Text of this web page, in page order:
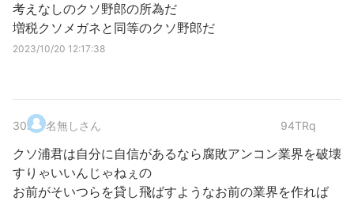
考えなしのクソ野郎の所為だ
増税クソメガネと同等のクソ野郎だ
2023/10/20 12:17:38
30. 名無しさん 94TRq
クソ浦君は自分に自信があるなら腐敗アンコン業界を破壊
すりゃいいんじゃねぇの
お前がそいつらを貸し飛ばすようなお前の業界を作れば